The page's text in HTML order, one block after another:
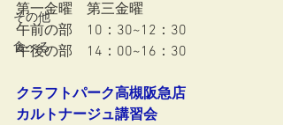
その他
食べる
第一金曜　第三金曜
午前の部　10：30~12：30
午後の部　14：00~16：30
クラフトパーク高槻阪急店
カルトナージュ講習会